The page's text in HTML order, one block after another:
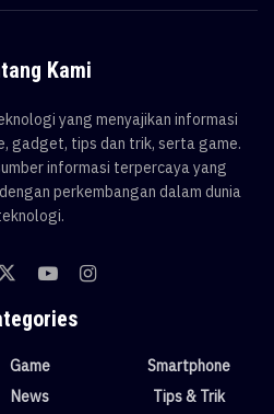
Kami
yang menyajikan informasi
gadget, tips dan trik, serta game.
informasi terpercaya yang
perkembangan dalam dunia
Game
News
Smartphone
Tips & Trik